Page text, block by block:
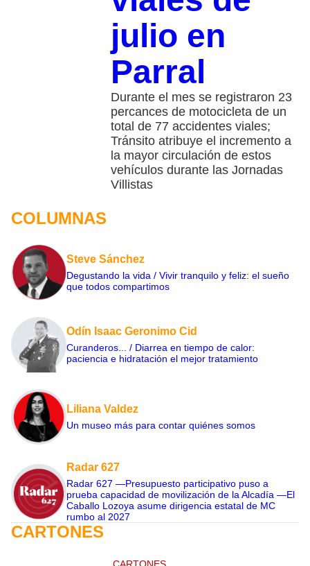
julio en
Parral
Durante el mes se registraron 23
percances de motocicleta de un
total de 77 accidentes viales;
Tránsito atribuye el incremento a
la mayor circulación de estos
vehículos durante las Jornadas
Villistas
COLUMNAS
Steve Sánchez
Degustando la vida / Vivir tranquilo y feliz: el sueño
que todos compartimos
Odín Isaac Geronimo Cid
Curanderos... / Diarrea en tiempo de calor:
paciencia e hidratación el mejor tratamiento
Liliana Valdez
Un museo más para contar quiénes somos
Radar 627
Radar 627 —Presupuesto participativo puso a
prueba capacidad de movilización de la Alcadía —El
Caballo Lozoya asume dirigencia estatal de MC
rumbo al 2027
CARTONES
CARTONES